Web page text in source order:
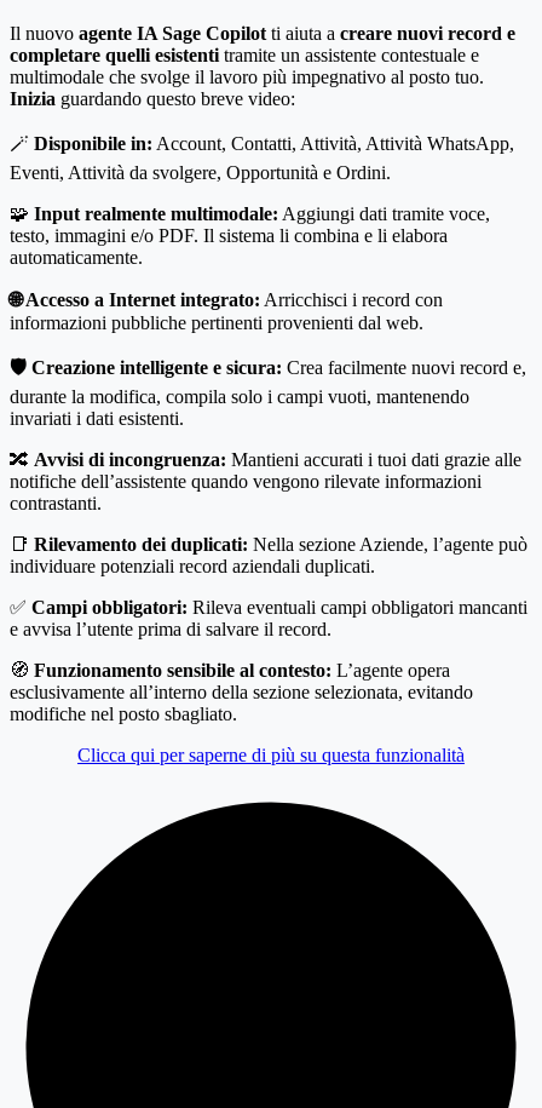
Il nuovo agente IA Sage Copilot ti aiuta a creare nuovi record e
completare quelli esistenti tramite un assistente contestuale e
multimodale che svolge il lavoro più impegnativo al posto tuo.
Inizia guardando questo breve video:
🪄 Disponibile in: Account, Contatti, Attività, Attività WhatsApp,
Eventi, Attività da svolgere, Opportunità e Ordini.
🧩 Input realmente multimodale: Aggiungi dati tramite voce,
testo, immagini e/o PDF. Il sistema li combina e li elabora
automaticamente.
🌐 Accesso a Internet integrato: Arricchisci i record con
informazioni pubbliche pertinenti provenienti dal web.
🛡️ Creazione intelligente e sicura: Crea facilmente nuovi record e,
durante la modifica, compila solo i campi vuoti, mantenendo
invariati i dati esistenti.
🔀 Avvisi di incongruenza: Mantieni accurati i tuoi dati grazie alle
notifiche dell’assistente quando vengono rilevate informazioni
contrastanti.
📑 Rilevamento dei duplicati: Nella sezione Aziende, l’agente può
individuare potenziali record aziendali duplicati.
✅ Campi obbligatori: Rileva eventuali campi obbligatori mancanti
e avvisa l’utente prima di salvare il record.
🧭 Funzionamento sensibile al contesto: L’agente opera
esclusivamente all’interno della sezione selezionata, evitando
modifiche nel posto sbagliato.
Clicca qui per saperne di più su questa funzionalità